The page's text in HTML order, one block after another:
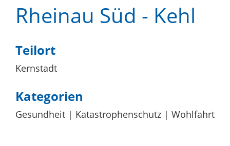
Rheinau Süd - Kehl
Teilort
Kernstadt
Kategorien
Gesundheit Katastrophenschutz Wohlfahrt